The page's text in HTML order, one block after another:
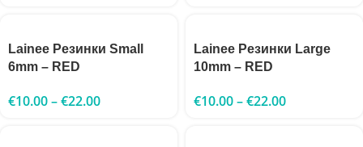
Lainee Резинки Small
6mm – RED
€10.00–€22.00
Lainee Резинки Large
10mm – RED
€10.00–€22.00